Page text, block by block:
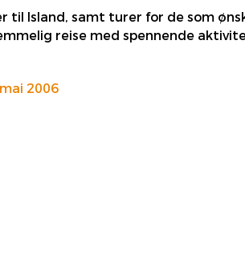
til Island, samt turer for de som
reise med spennende
2006